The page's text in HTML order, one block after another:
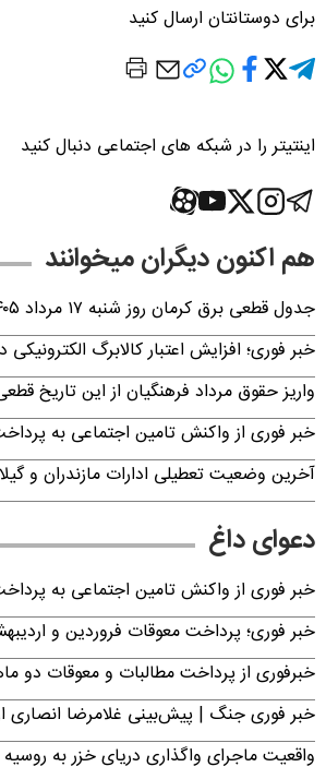
برای دوستانتان ارسال کنید
اینتیتر را در شبکه های اجتماعی دنبال کنید
هم اکنون دیگران میخوانند
جدول قطعی برق کرمان روز شنبه ۱۷ مرداد ۱۴۰۵ | برنامه خاموشی برق کرمان اعلام شد
خبر فوری؛ افزایش اعتبار کالابرگ الکترونیکی در مرداد
واریز حقوق مرداد فرهنگیان از این تاریخ
خبر فوری از واکنش تامین اجتماعی به پرداخت
آخرین وضعیت تعطیلی ادارات مازندران و گیلان و
دعوای داغ
خبر فوری از واکنش تامین اجتماعی به پرداخت
خبر فوری؛ پرداخت معوقات فروردین و
خبرفوری از پرداخت مطالبات و معوقات دو
خبر فوری جنگ | پیش‌بینی غلامرضا انصاری
واقعیت ماجرای واگذاری دریای خزر به